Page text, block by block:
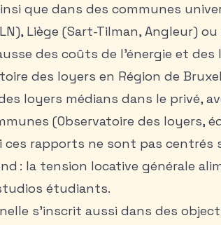
que dans des communes
Liège (Sart-Tilman, Angleur)
des coûts de l’énergie et
des loyers en Région de
loyers médians dans le privé,
(Observatoire des loyers,
ces rapports ne sont pas centrés
: la tension locative générale
étudiants.
s’inscrit aussi dans des